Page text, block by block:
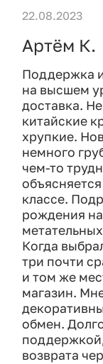
Артём К.
Поддержка
на высшем
доставка.
китайские
хрупкие.
немного
чем-то
классе.
рождения
Когда
три почти
и том же
магазин.
обмен.
возврата
22.08.2023